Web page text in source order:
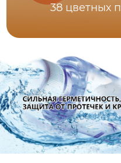
38 цветных